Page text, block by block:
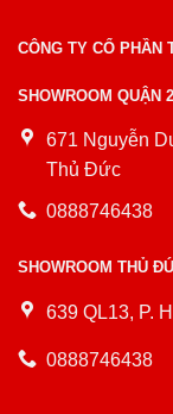
CÔNG TY CỔ PHẦN
SHOWROOM QUẬN 2
671 Nguyễn
Thủ Đức
0888746438
SHOWROOM THỦ
639 QL13, P.
0888746438